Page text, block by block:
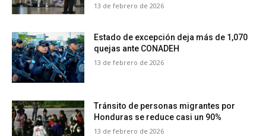
13 de febrero de 2026
Estado de excepción deja más de 1,070
quejas ante CONADEH
13 de febrero de 2026
Tránsito de personas migrantes por
Honduras se reduce casi un 90%
13 de febrero de 2026